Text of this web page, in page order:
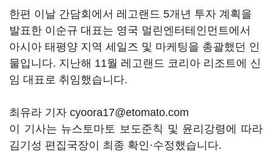
한편 이날 간담회에서 레고랜드 5개년 투자 계획을
발표한 이순규 대표는 영국 멀린엔터테인먼트에서
아시아 태평양 지역 세일즈 및 마케팅을 총괄했던 인
물입니다. 지난해 11월 레고랜드 코리아 리조트에 신
임 대표로 취임했습니다.
최유라 기자 cyoora17@etomato.com
이 기사는 뉴스토마토 보도준칙 및 윤리강령에 따라
김기성 편집국장이 최종 확인·수정했습니다.